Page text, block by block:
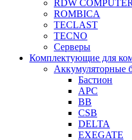
RDW
ROMBICA
TECLAST
TECNO
Серверы
Комплектующие для
Аккумуляторные
Бастион
APC
BB
CSB
DELTA
EXEGATE